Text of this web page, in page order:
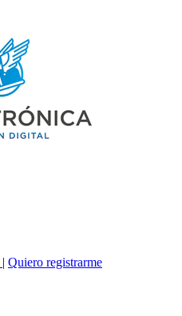
| Quiero registrarme